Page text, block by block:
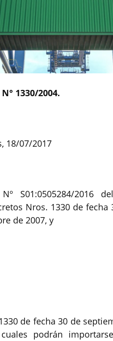
1330/2004.
18/07/2017
S01:0505284/2016
Nros. 1330 de
de 2007, y
de fecha 30 de
podrán